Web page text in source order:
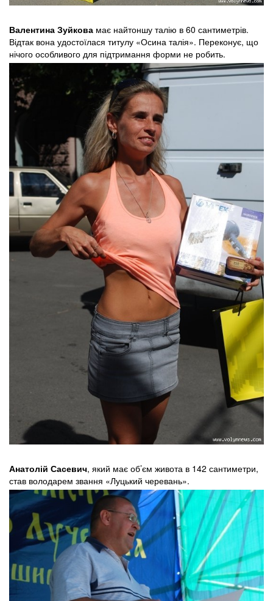
Валентина Зуйкова має найтоншу талію в 60 сантиметрів.
Відтак вона удостоїлася титулу «Осина талія». Переконує, що
нічого особливого для підтримання форми не робить.
Анатолій Сасевич, який має об’єм живота в 142 сантиметри,
став володарем звання «Луцький черевань».